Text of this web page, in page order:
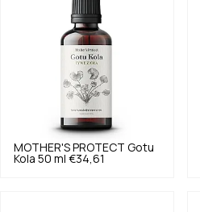
MOTHER'S PROTECT Gotu
Kola 50 ml €34,61